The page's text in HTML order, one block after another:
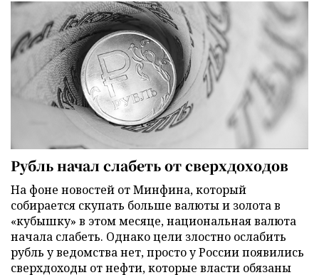
Рубль начал слабеть от сверхдоходов
На фоне новостей от Минфина, который
собирается скупать больше валюты и золота в
«кубышку» в этом месяце, национальная валюта
начала слабеть. Однако цели злостно ослабить
рубль у ведомства нет, просто у России появились
сверхдоходы от нефти, которые власти обязаны